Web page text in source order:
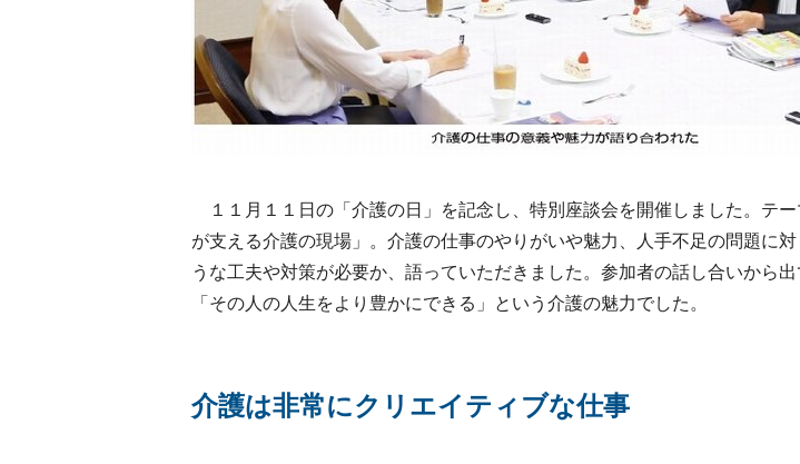
１１月１１日の「介護の日」を記念し、特別座談会を開催しました。テー
が支える介護の現場」。介護の仕事のやりがいや魅力、人手不足の問題に対
うな工夫や対策が必要か、語っていただきました。参加者の話し合いから出
「その人の人生をより豊かにできる」という介護の魅力でした。
介護は非常にクリエイティブな仕事